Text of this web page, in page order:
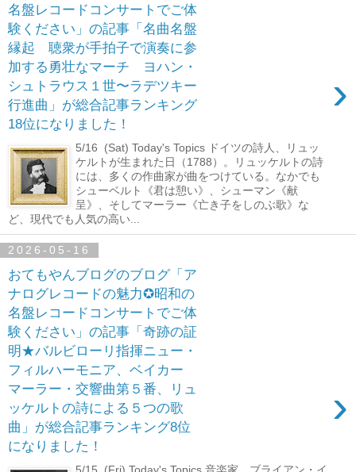
名盤レコードコンサートでご体
験ください」の記事「名曲名盤
縁起 聴衆が手拍子で演奏に参
加する勇壮なマーチ ヨハン・
シュトラウス１世〜ラデツキー
行進曲」が総合記事ランキング
18位になりました！
›
5/16 (Sat) Today's Topics ドイツの詩人、リュッ
ケルトが生まれた日（1788）。リュッケルトの詩
には、多くの作曲家が曲をつけている。なかでも
シューベルト《君は憩い》、シューマン《献
呈》、そしてマーラー《亡き子をしのぶ歌》な
ど、現代でも人気の高い...
2026-05-16
おてもやんブログのブログ「ア
ナログレコードの魅力✪昭和の
名盤レコードコンサートでご体
験ください」の記事「奇跡の証
明★バルビローリ指揮ニュー・
フィルハーモニア、ベイカー
マーラー・交響曲第５番、リュ
ッケルトの詩による５つの歌
曲」が総合記事ランキング8位
になりました！
›